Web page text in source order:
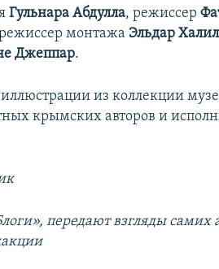
Гульнара Абдулла, режиссер
монтажа Эльдар
Джеппар.
из коллекции
крымских авторов и
передают взгляды самих